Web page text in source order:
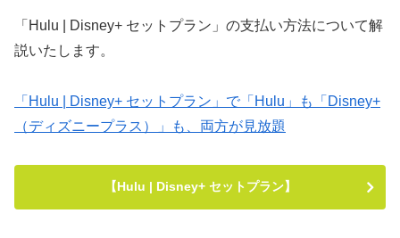
「Hulu | Disney+ セットプラン」の支払い方法について解
説いたします。
「Hulu | Disney+ セットプラン」で「Hulu」も「Disney+
（ディズニープラス）」も、両方が見放題
【Hulu | Disney+ セットプラン】